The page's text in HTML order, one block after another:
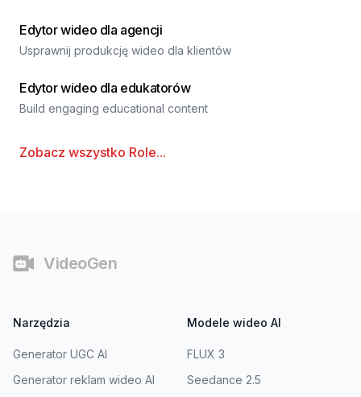
Edytor wideo dla agencji
Usprawnij produkcję wideo dla klientów
Edytor wideo dla edukatorów
Build engaging educational content
Zobacz wszystko Role...
VideoGen
Narzędzia
Generator UGC AI
Generator reklam wideo AI
Modele wideo AI
FLUX 3
Seedance 2.5